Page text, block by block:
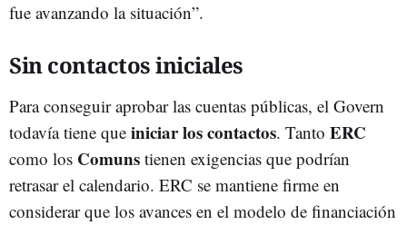
fue avanzando la situación”.
Sin contactos iniciales
Para conseguir aprobar las cuentas públicas, el Govern
todavía tiene que iniciar los contactos. Tanto ERC
como los Comuns tienen exigencias que podrían
retrasar el calendario. ERC se mantiene firme en
considerar que los avances en el modelo de financiación